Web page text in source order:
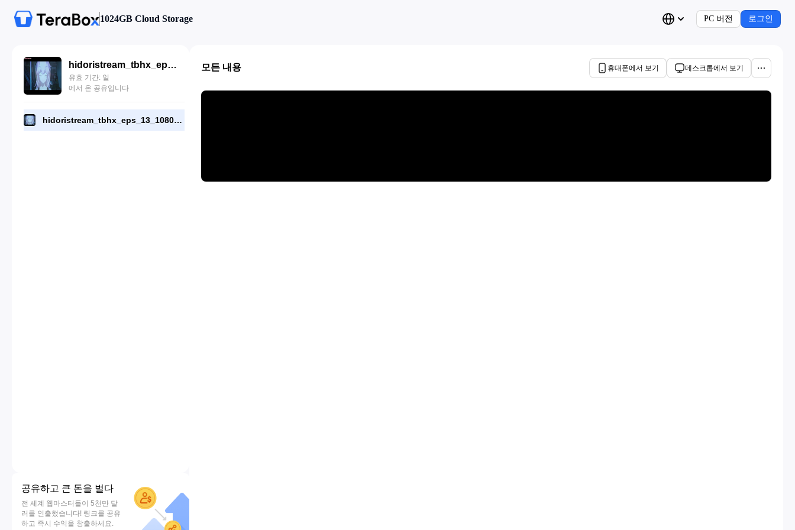
1024GB Cloud Storage PC 버전 로그인
hidoristream_tbhx_eps_13_1080p_hardsub.mp4
유효 기간: 일
에서 온 공유입니다
hidoristream_tbhx_eps_13_1080p_hardsub.mp4
공유하고 큰 돈을 벌다
전 세계 웹마스터들이 5천만 달
러를 인출했습니다! 링크를 공유
하고 즉시 수익을 창출하세요.
모든 내용 휴대폰에서 보기 데스크톱에서 보기